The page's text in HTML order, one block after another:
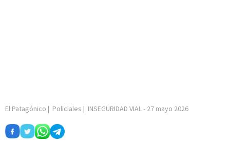
El Patagónico | Policiales | INSEGURIDAD VIAL- 27 mayo 2026